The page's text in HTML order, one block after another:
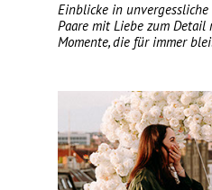
Einblicke in
Paare mit Liebe zum Detail
Momente, die für immer